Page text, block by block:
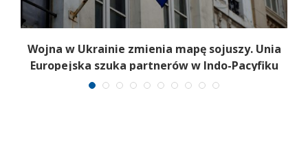
Wojna w Ukrainie zmienia mapę sojuszy. Unia
Europejska szuka partnerów w Indo-Pacyfiku